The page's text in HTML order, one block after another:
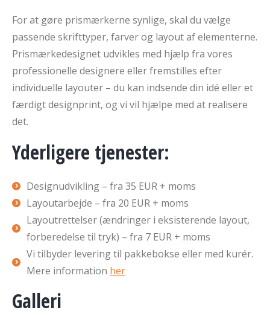
For at gøre prismærkerne synlige, skal du vælge
passende skrifttyper, farver og layout af elementerne.
Prismærkedesignet udvikles med hjælp fra vores
professionelle designere eller fremstilles efter
individuelle layouter – du kan indsende din idé eller et
færdigt designprint, og vi vil hjælpe med at realisere
det.
Yderligere tjenester:
Designudvikling – fra 35 EUR + moms
Layoutarbejde – fra 20 EUR + moms
Layoutrettelser (ændringer i eksisterende layout,
forberedelse til tryk) – fra 7 EUR + moms
Vi tilbyder levering til pakkebokse eller med kurér.
Mere information her
Galleri